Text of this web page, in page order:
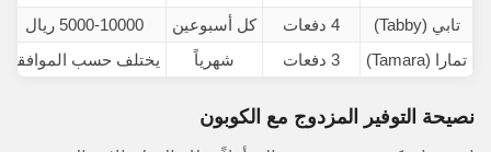
تابي (Tabby)
4 دفعات كل أسبوعين
5000-10000 ريال
تمارا (Tamara)
3 دفعات شهرياً يختلف حسب الموافقة
نصيحة التوفير المزدوج مع الكوبون